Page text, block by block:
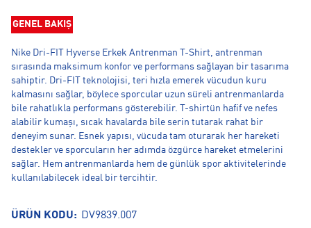
GENEL BAKIŞ
Nike Dri-FIT Hyverse Erkek Antrenman T-Shirt, antrenman
sırasında maksimum konfor ve performans sağlayan bir tasarıma
sahiptir. Dri-FIT teknolojisi, teri hızla emerek vücudun kuru
kalmasını sağlar, böylece sporcular uzun süreli antrenmanlarda
bile rahatlıkla performans gösterebilir. T-shirtün hafif ve nefes
alabilir kumaşı, sıcak havalarda bile serin tutarak rahat bir
deneyim sunar. Esnek yapısı, vücuda tam oturarak her hareketi
destekler ve sporcuların her adımda özgürce hareket etmelerini
sağlar. Hem antrenmanlarda hem de günlük spor aktivitelerinde
kullanılabilecek ideal bir tercihtir.
ÜRÜN KODU: DV9839.007